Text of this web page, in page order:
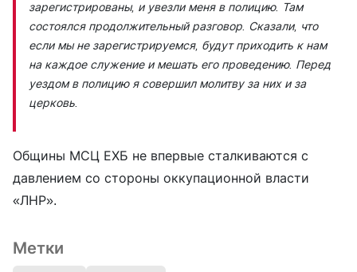
зарегистрированы, и увезли меня в полицию. Там
состоялся продолжительный разговор. Сказали, что
если мы не зарегистрируемся, будут приходить к нам
на каждое служение и мешать его проведению. Перед
уездом в полицию я совершил молитву за них и за
церковь.
Общины МСЦ ЕХБ не впервые сталкиваются с
давлением со стороны оккупационной власти
«ЛНР».
Метки